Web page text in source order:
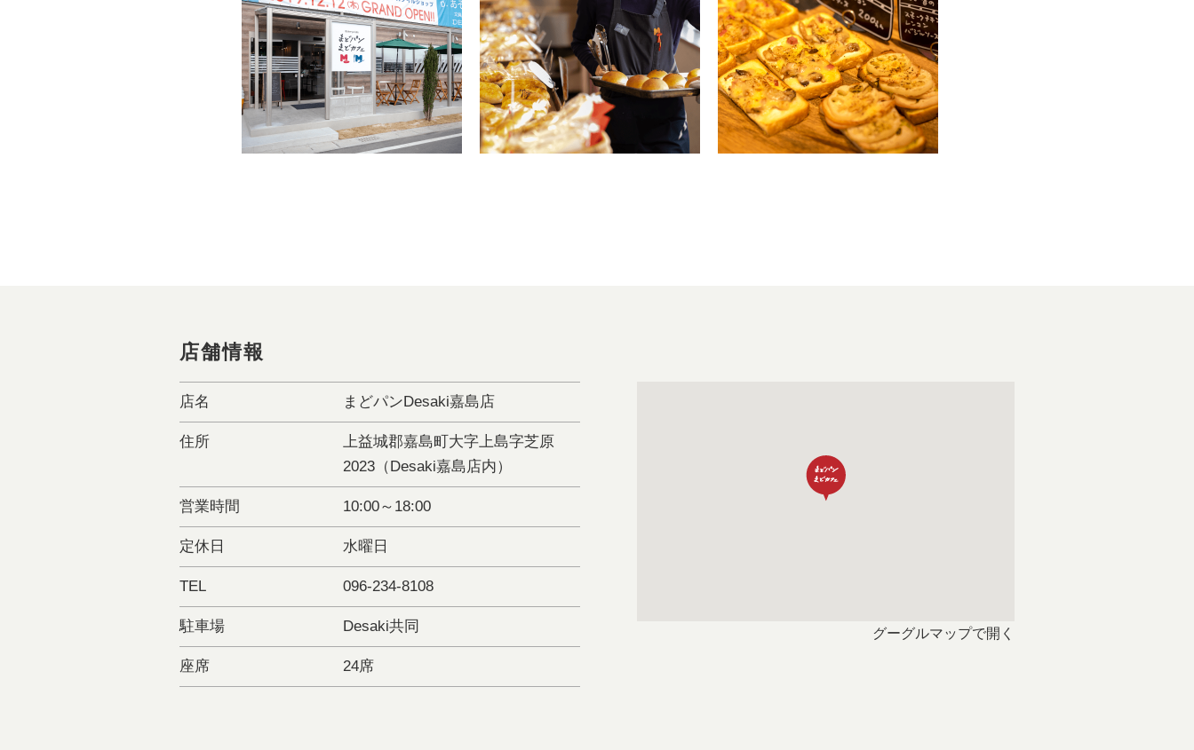
店舗情報
店名 まどパンDesaki嘉島店
住所
上益城郡嘉島町大字上島字芝原
2023（Desaki嘉島店内）
営業時間 10:00～18:00
定休日 水曜日
TEL 096-234-8108
駐車場 Desaki共同
座席 24席
グーグルマップで開く